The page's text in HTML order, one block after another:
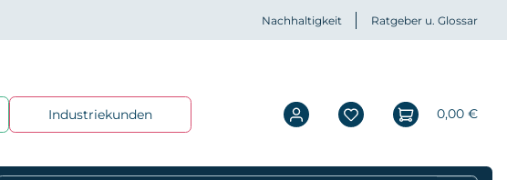
Nachhaltigkeit Ratgeber u. Glossar
Industriekunden 0,00 €